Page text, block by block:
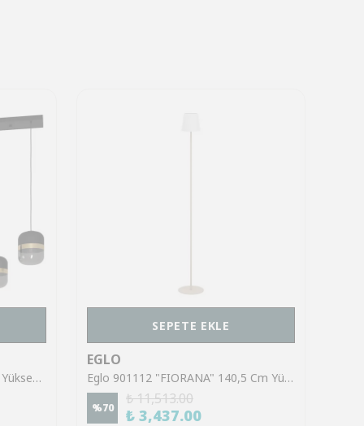
Eglo 39921 "SINSIGA" 150 Cm Yüksekliğinde Çelik Siyah Sarkıt Avize
SEPETE EKLE
EGLO
Eglo 901112 "FIORANA" 140,5 Cm Yüksekliğinde Çelik Köşe Lambası Lambader
%70
₺ 11,513.00
₺ 3,437.00